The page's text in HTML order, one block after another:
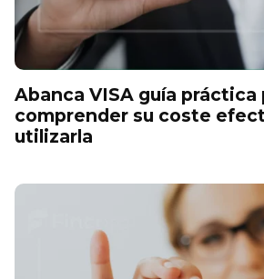
Abanca VISA guía práctica
comprender su coste
utilizarla